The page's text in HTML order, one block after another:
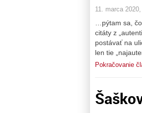
11. marca
…pýtam sa,
citáty z
postávať na
len tie
Pokračovanie